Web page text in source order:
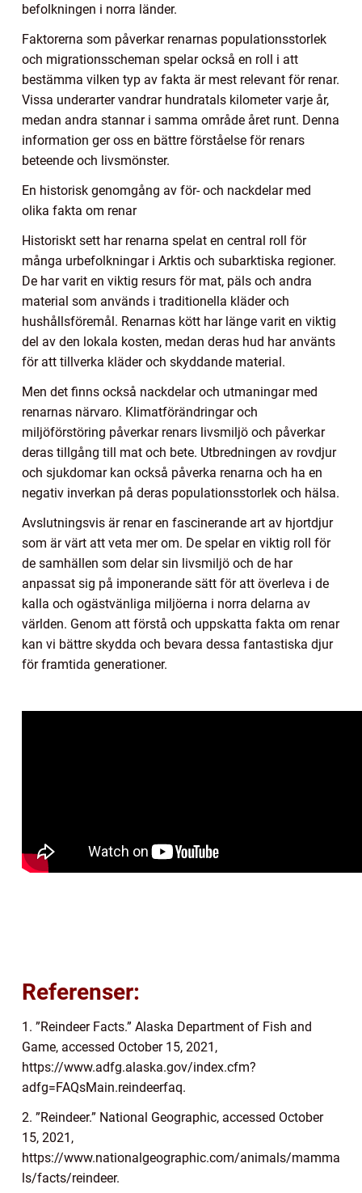
befolkningen i norra länder.
Faktorerna som påverkar renarnas populationsstorlek
och migrationsscheman spelar också en roll i att
bestämma vilken typ av fakta är mest relevant för renar.
Vissa underarter vandrar hundratals kilometer varje år,
medan andra stannar i samma område året runt. Denna
information ger oss en bättre förståelse för renars
beteende och livsmönster.
En historisk genomgång av för- och nackdelar med
olika fakta om renar
Historiskt sett har renarna spelat en central roll för
många urbefolkningar i Arktis och subarktiska regioner.
De har varit en viktig resurs för mat, päls och andra
material som används i traditionella kläder och
hushållsföremål. Renarnas kött har länge varit en viktig
del av den lokala kosten, medan deras hud har använts
för att tillverka kläder och skyddande material.
Men det finns också nackdelar och utmaningar med
renarnas närvaro. Klimatförändringar och
miljöförstöring påverkar renars livsmiljö och påverkar
deras tillgång till mat och bete. Utbredningen av rovdjur
och sjukdomar kan också påverka renarna och ha en
negativ inverkan på deras populationsstorlek och hälsa.
Avslutningsvis är renar en fascinerande art av hjortdjur
som är värt att veta mer om. De spelar en viktig roll för
de samhällen som delar sin livsmiljö och de har
anpassat sig på imponerande sätt för att överleva i de
kalla och ogästvänliga miljöerna i norra delarna av
världen. Genom att förstå och uppskatta fakta om renar
kan vi bättre skydda och bevara dessa fantastiska djur
för framtida generationer.
Referenser:
1. ”Reindeer Facts.” Alaska Department of Fish and
Game, accessed October 15, 2021,
https://www.adfg.alaska.gov/index.cfm?
adfg=FAQsMain.reindeerfaq.
2. ”Reindeer.” National Geographic, accessed October
15, 2021,
https://www.nationalgeographic.com/animals/mamma
ls/facts/reindeer.